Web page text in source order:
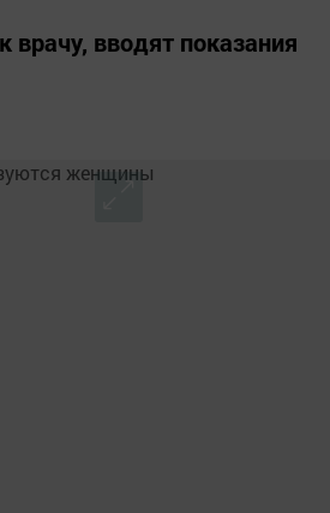
вводят показания